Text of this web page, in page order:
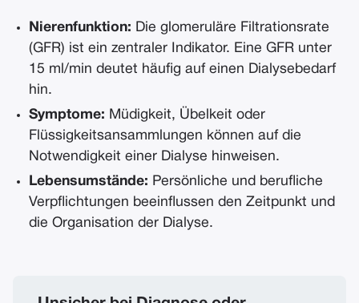
Nierenfunktion: Die glomeruläre Filtrationsrate
(GFR) ist ein zentraler Indikator. Eine GFR unter
15 ml/min deutet häufig auf einen Dialysebedarf
hin.
Symptome: Müdigkeit, Übelkeit oder
Flüssigkeitsansammlungen können auf die
Notwendigkeit einer Dialyse hinweisen.
Lebensumstände: Persönliche und berufliche
Verpflichtungen beeinflussen den Zeitpunkt und
die Organisation der Dialyse.